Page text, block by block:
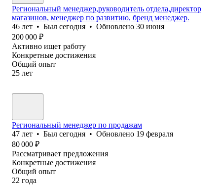
Региональный менеджер,руководитель отдела,директор
магазинов, менеджер по развитию, бренд менеджер.
46 лет • Был сегодня • Обновлено 30 июня
200 000 ₽
Активно ищет работу
Конкретные достижения
Общий опыт
25 лет
Региональный менеджер по продажам
47 лет • Был сегодня • Обновлено 19 февраля
80 000 ₽
Рассматривает предложения
Конкретные достижения
Общий опыт
22 года